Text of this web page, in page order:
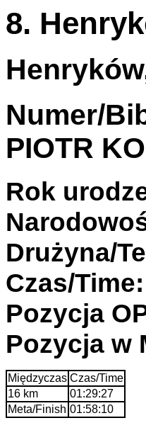
8.
Numer/
PIOTR
Rok
Drużyna/
Czas/
Pozycja
Pozycja w
Międzyczas Czas/Time
16 km
01:29:27
Meta/Finish 01:58:10